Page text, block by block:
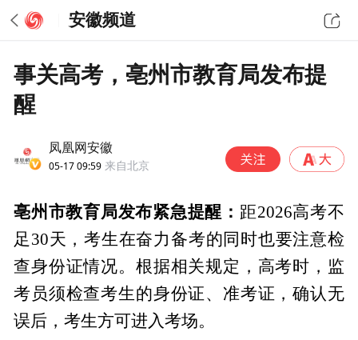
安徽频道
事关高考，亳州市教育局发布提
醒
凤凰网安徽
05-17 09:59 来自北京
亳州市教育局发布紧急提醒： 距2026高考不
足30天，考生在奋力备考的同时也要注意检
查身份证情况。根据相关规定，高考时，监
考员须检查考生的身份证、准考证，确认无
误后，考生方可进入考场。